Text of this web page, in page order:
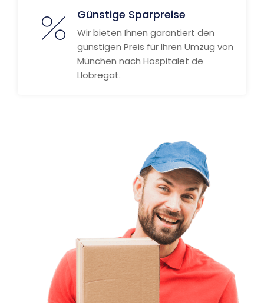
Günstige Sparpreise
Wir bieten Ihnen garantiert den
günstigen Preis für Ihren Umzug von
München nach Hospitalet de
Llobregat.